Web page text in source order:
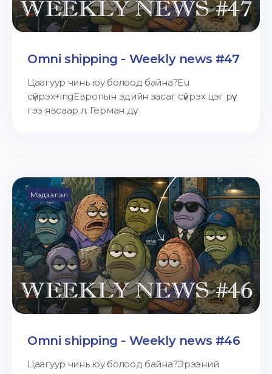
Omni shipping - Weekly news #47
Цаагуур чинь юу болоод байна?Eu
сүйрэх+ingЕвропын эдийн засаг сүйрэх цэг рүү
гээ явсаар л. Герман дү...
Мэдээлэл
Omni shipping - Weekly news #46
Цаагуур чинь юу болоод байна?Эрээний